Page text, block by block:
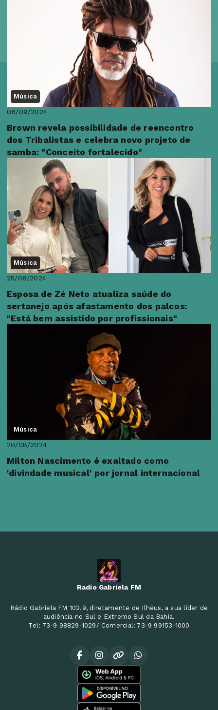
Música
06/09/2024
Brown revela possibilidade de reencontro
dos Tribalistas e celebra novo projeto de
samba: "Conceito fortalecido"
Música
25/08/2024
Esposa de Zé Neto atualiza saúde do
sertanejo após afastamento dos palcos:
"Está bem assistido por profissionais"
Música
20/08/2024
Milton Nascimento é exaltado como
'divindade musical' por jornal internacional
Radio Gabriela FM
Rádio Gabriela FM 102.9, diretamente de Ilhéus, a sua líder de
audiência no Sul e Extremo Sul da Bahia.
Tel: 73-9 98829-1029/ Comercial: 73-9 99153-1000